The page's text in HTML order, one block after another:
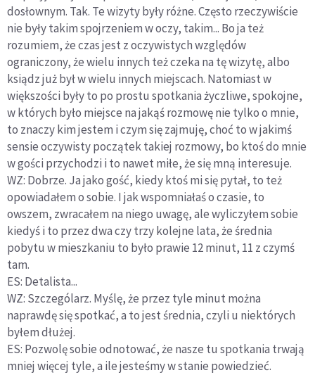
dosłownym. Tak. Te wizyty były różne. Często rzeczywiście
nie były takim spojrzeniem w oczy, takim... Bo ja też
rozumiem, że czas jest z oczywistych względów
ograniczony, że wielu innych też czeka na tę wizytę, albo
ksiądz już był w wielu innych miejscach. Natomiast w
większości były to po prostu spotkania życzliwe, spokojne,
w których było miejsce na jakąś rozmowę nie tylko o mnie,
to znaczy kim jestem i czym się zajmuję, choć to w jakimś
sensie oczywisty początek takiej rozmowy, bo ktoś do mnie
w gości przychodzi i to nawet miłe, że się mną interesuje.
WZ: Dobrze. Ja jako gość, kiedy ktoś mi się pytał, to też
opowiadałem o sobie. I jak wspomniałaś o czasie, to
owszem, zwracałem na niego uwagę, ale wyliczyłem sobie
kiedyś i to przez dwa czy trzy kolejne lata, że średnia
pobytu w mieszkaniu to było prawie 12 minut, 11 z czymś
tam.
ES: Detalista...
WZ: Szczególarz. Myślę, że przez tyle minut można
naprawdę się spotkać, a to jest średnia, czyli u niektórych
byłem dłużej.
ES: Pozwolę sobie odnotować, że nasze tu spotkania trwają
mniej więcej tyle, a ile jesteśmy w stanie powiedzieć.